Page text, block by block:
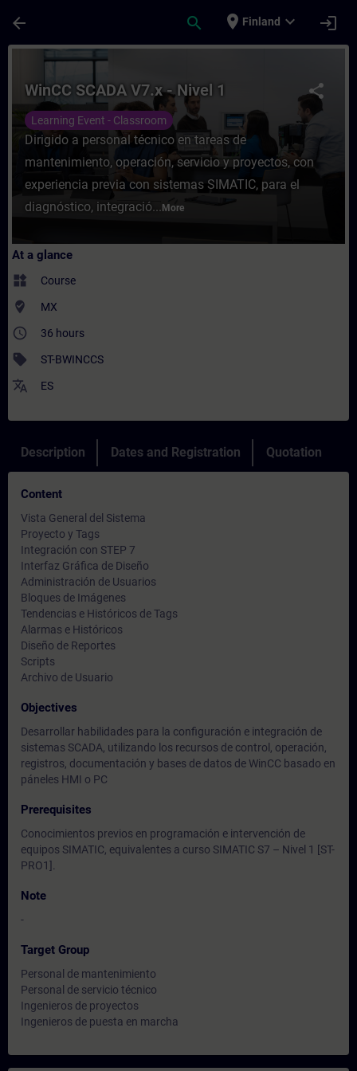
arrow_back search place Finland expand_more login
Course - WinCC SCADA V7.x - Nivel 1 -
share
WinCC SCADA V7.x - Nivel 1
Learning Event - Classroom
Dirigido a personal técnico en tareas de
mantenimiento, operación, servicio y proyectos, con
experiencia previa con sistemas SIMATIC, para el
diagnóstico, integració... More
At a glance
widgets Course
where_to_vote MX
access_time 36 hours
sell ST-BWINCCS
translate ES
Description Dates and Registration Quotation
Content
Vista General del Sistema
Proyecto y Tags
Integración con STEP 7
Interfaz Gráfica de Diseño
Administración de Usuarios
Bloques de Imágenes
Tendencias e Históricos de Tags
Alarmas e Históricos
Diseño de Reportes
Scripts
Archivo de Usuario
Objectives
Desarrollar habilidades para la configuración e integración de
sistemas SCADA, utilizando los recursos de control, operación,
registros, documentación y bases de datos de WinCC basado en
páneles HMI o PC
Prerequisites
Conocimientos previos en programación e intervención de
equipos SIMATIC, equivalentes a curso SIMATIC S7 – Nivel 1 [ST-
PRO1].
Note
-
Target Group
Personal de mantenimiento
Personal de servicio técnico
Ingenieros de proyectos
Ingenieros de puesta en marcha